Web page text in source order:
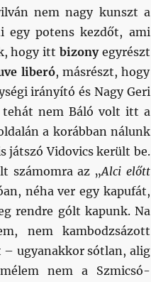
nem nagy kunszt a
egy potens kezdőt, ami
hogy itt bizony egyrészt
liberó, másrészt, hogy
irányító és Nagy Geri
tehát nem Báló volt itt a
a korábban nálunk
játszó Vidovics került be.
számomra az „Alci előtt
néha ver egy kapufát,
rendre gólt kapunk. Na
nem kambodzsázott
ugyanakkor sótlan, alig
nem a Szmicsó-